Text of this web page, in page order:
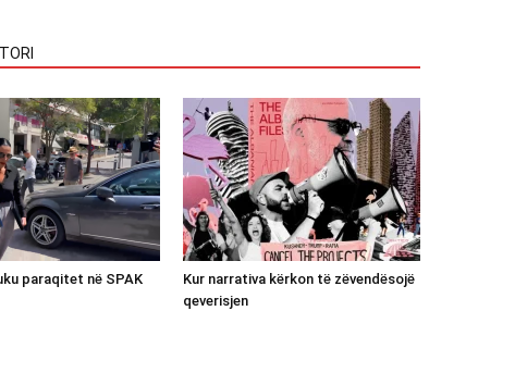
paraqitet në SPAK
Kur narrativa kërkon të zëvendësojë
qeverisjen